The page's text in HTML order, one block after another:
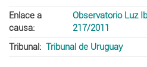
Enlace a
causa
Observatorio Luz
217/2011
Tribunal
Tribunal de Uruguay